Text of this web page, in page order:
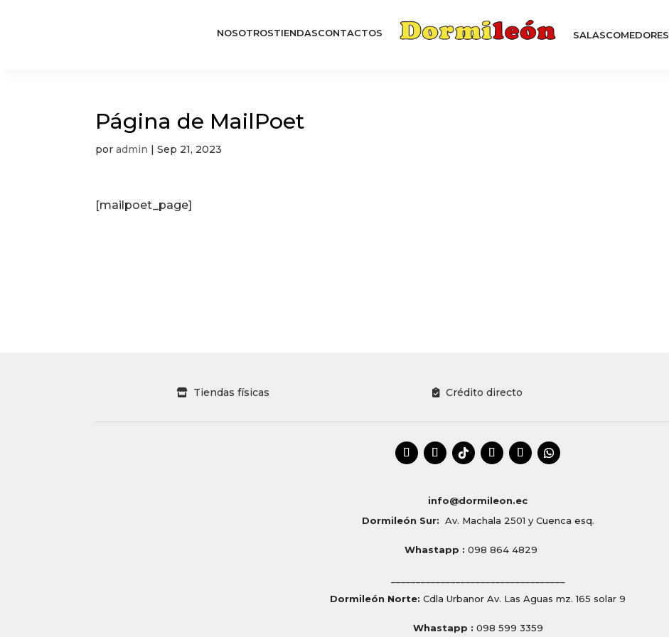
NOSOTROSTIENDASCONTACTOS SALASCOMEDORES
Página de MailPoet
poradmin |Sep 21, 2023
[mailpoet_page]
Tiendas físicas Crédito directo
info@dormileon.ec
Dormileón Sur: Av. Machala 2501 y Cuenca esq.
Whastapp : 098 864 4829
Dormileón Norte: Cdla Urbanor Av. Las Aguas mz. 165 solar 9
Whastapp : 098 599 3359